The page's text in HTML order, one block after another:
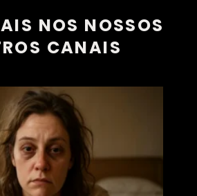
NOS NOSSOS
CANAIS